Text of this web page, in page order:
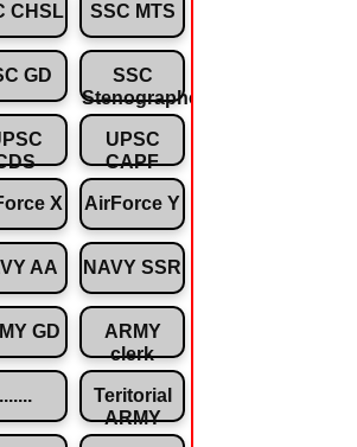
CHSL SSC MTS
GD
SSC
Stenographer
UPSC
CAPF
X AirForce Y
AA NAVY SSR
GD
ARMY
clerk
.......
Teritorial
ARMY